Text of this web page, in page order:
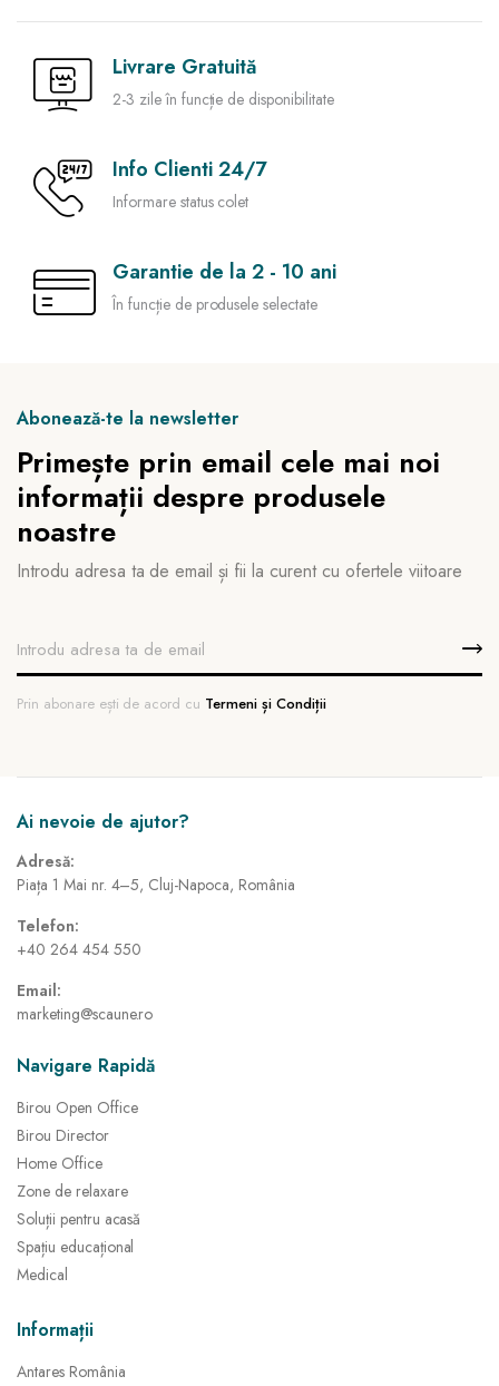
Livrare Gratuită
2-3 zile în funcție de disponibilitate
Info Clienti 24/7
Informare status colet
Garantie de la 2 - 10 ani
În funcție de produsele selectate
Abonează-te la newsletter
Primește prin email cele mai noi
informații despre produsele
noastre
Introdu adresa ta de email și fii la curent cu ofertele viitoare
Prin abonare ești de acord cu Termeni și Condiții
Ai nevoie de ajutor?
Adresă:
Piața 1 Mai nr. 4–5, Cluj-Napoca, România
Telefon:
+40 264 454 550
Email:
marketing@scaune.ro
Navigare Rapidă
Birou Open Office
Birou Director
Home Office
Zone de relaxare
Soluții pentru acasă
Spațiu educațional
Medical
Informații
Antares România